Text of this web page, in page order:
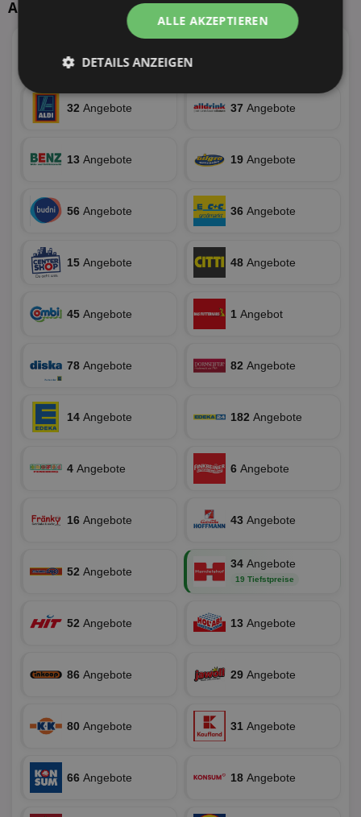
Aktuelle Angebote
4 Angebote
32 Angebote 37 Angebote
13 Angebote 19 Angebote
56 Angebote 36 Angebote
15 Angebote 48 Angebote
45 Angebote 1 Angebot
78 Angebote 82 Angebote
14 Angebote 182 Angebote
4 Angebote 6 Angebote
16 Angebote 43 Angebote
52 Angebote
34 Angebote
19 Tiefstpreise
52 Angebote 13 Angebote
86 Angebote 29 Angebote
80 Angebote 31 Angebote
66 Angebote 18 Angebote
ALLE AKZEPTIEREN
DETAILS ANZEIGEN
Unbedingt
erforderlich
Performance
Funktionalität
Targeting
Funktionalität Unklassifizierte
wesentliche Kernfunktionen der Website wie die
Benutzeranmeldung und die Kontoverwaltung.
Website nicht ordnungsgemäß verwendet werden.
Name
Provider/Domäne Ablaufdatum
securitytoken
aktionspreis.de 1 Jahr
www.aktionspreis.de
CookieScriptConsent
CookieScript
www.aktionspreis.de